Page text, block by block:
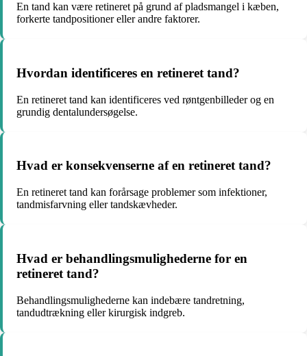
En tand kan være retineret på grund af pladsmangel i kæben,
forkerte tandpositioner eller andre faktorer.
Hvordan identificeres en retineret tand?
En retineret tand kan identificeres ved røntgenbilleder og en
grundig dentalundersøgelse.
Hvad er konsekvenserne af en retineret tand?
En retineret tand kan forårsage problemer som infektioner,
tandmisfarvning eller tandskævheder.
Hvad er behandlingsmulighederne for en
retineret tand?
Behandlingsmulighederne kan indebære tandretning,
tandudtrækning eller kirurgisk indgreb.